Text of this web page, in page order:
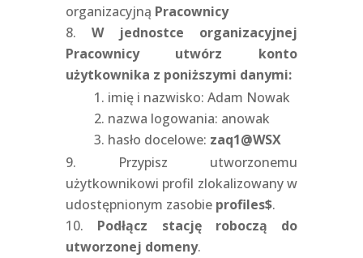
organizacyjną Pracownicy
W jednostce organizacyjnej
Pracownicy utwórz konto
użytkownika z poniższymi danymi:
imię i nazwisko: Adam Nowak
nazwa logowania: anowak
hasło docelowe: zaq1@WSX
Przypisz utworzonemu
użytkownikowi profil zlokalizowany w
udostępnionym zasobie profiles$.
Podłącz stację roboczą do
utworzonej domeny.